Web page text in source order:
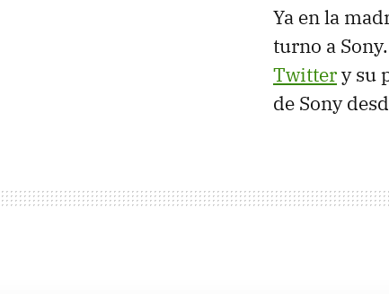
Ya en la
turno a
Twittery su
de Sony